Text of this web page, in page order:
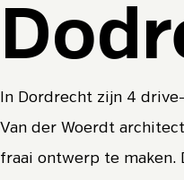
In Dordrecht zijn 4
Van der Woerdt
fraai ontwerp te maken.